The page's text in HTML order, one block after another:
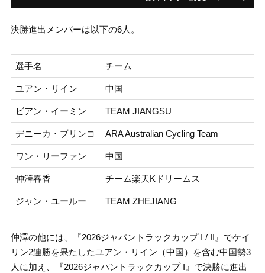
決勝進出メンバーは以下の6人。
選手名 チーム
ユアン・リイン 中国
ビアン・イーミン TEAM JIANGSU
デニーカ・ブリンコ ARA Australian Cycling Team
ワン・リーファン 中国
仲澤春香 チーム楽天Kドリームス
ジャン・ユールー TEAM ZHEJIANG
仲澤の他には、『2026ジャパントラックカップ I / II』でケイ
リン2連勝を果たしたユアン・リイン（中国）を含む中国勢3
人に加え、『2026ジャパントラックカップ I』で決勝に進出